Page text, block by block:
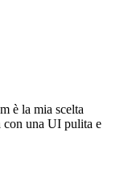
è la mia scelta
con una UI pulita e